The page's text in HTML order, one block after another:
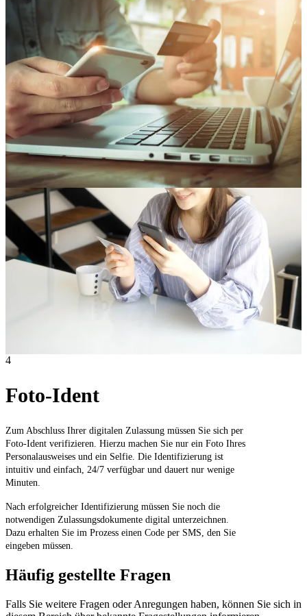
4
Foto-Ident
Zum Abschluss Ihrer digitalen Zulassung müssen Sie sich per
Foto-Ident verifizieren. Hierzu machen Sie nur ein Foto Ihres
Personalausweises und ein Selfie. Die Identifizierung ist
intuitiv und einfach, 24/7 verfügbar und dauert nur wenige
Minuten.
Nach erfolgreicher Identifizierung müssen Sie noch die
notwendigen Zulassungsdokumente digital unterzeichnen.
Dazu erhalten Sie im Prozess einen Code per SMS, den Sie
eingeben müssen.
Häufig gestellte Fragen
Falls Sie weitere Fragen oder Anregungen haben, können Sie sich in